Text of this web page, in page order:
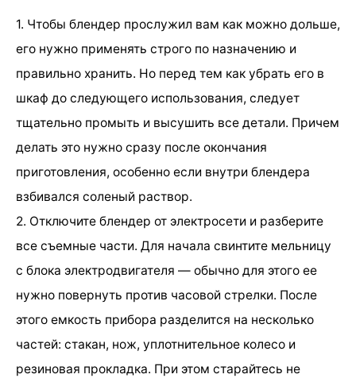
1. Чтобы блендер прослужил вам как можно дольше,
его нужно применять строго по назначению и
правильно хранить. Но перед тем как убрать его в
шкаф до следующего использования, следует
тщательно промыть и высушить все детали. Причем
делать это нужно сразу после окончания
приготовления, особенно если внутри блендера
взбивался соленый раствор.
2. Отключите блендер от электросети и разберите
все съемные части. Для начала свинтите мельницу
с блока электродвигателя — обычно для этого ее
нужно повернуть против часовой стрелки. После
этого емкость прибора разделится на несколько
частей: стакан, нож, уплотнительное колесо и
резиновая прокладка. При этом старайтесь не